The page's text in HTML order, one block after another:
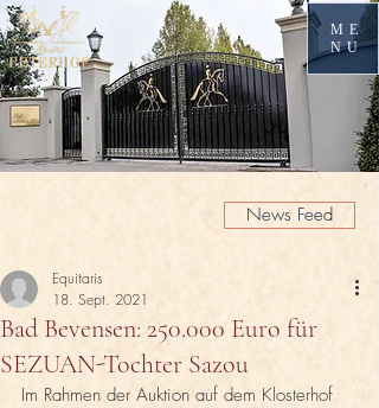
ME
NU
News Feed
Bad Bevensen: 250.000 Euro für
SEZUAN-Tochter Sazou
Equitaris
18. Sept. 2021
Im Rahmen der Auktion auf dem Klosterhof